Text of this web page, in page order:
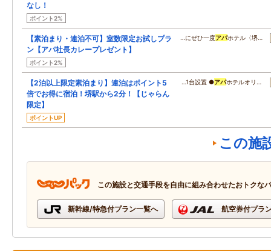
なし！
ポイント2%
【素泊まり・連泊不可】室数限定お試しプラ
ン【アパ社長カレープレゼント】
ポイント2%
…にぜひ一度アパホテル〈堺…
【2泊以上限定素泊まり】連泊はポイント5
倍でお得に宿泊！堺駅から2分！【じゃらん
限定】
ポイントUP
…1台設置 ●アパホテルオリ…
この施
この施設と交通手段を自由に組み合わせたおトクな
新幹線/特急付プラン一覧へ 航空券付プラ